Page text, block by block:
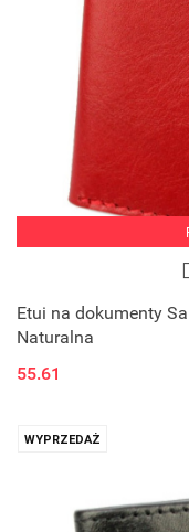
Etui na dokumenty
Naturalna
55.61
WYPRZEDAŻ